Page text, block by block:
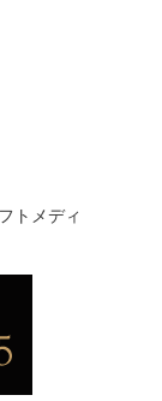
トメディ